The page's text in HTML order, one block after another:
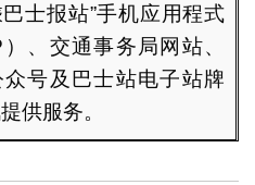
士报站”手机应用程式
）、交通事务局网站、
号及巴士站电子站牌
供服务。